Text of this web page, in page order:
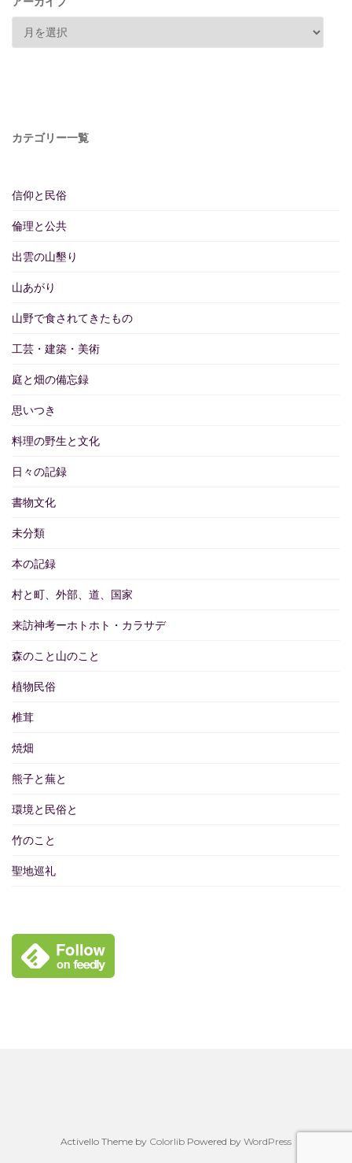
カテゴリー一覧
信仰と民俗
倫理と公共
出雲の山墾り
山あがり
山野で食されてきたもの
工芸・建築・美術
庭と畑の備忘録
思いつき
料理の野生と文化
日々の記録
書物文化
未分類
本の記録
村と町、外部、道、国家
来訪神考ーホトホト・カラサデ
森のこと山のこと
植物民俗
椎茸
焼畑
熊子と蕪と
環境と民俗と
竹のこと
聖地巡礼
Activello Theme by Colorlib Powered by WordPress